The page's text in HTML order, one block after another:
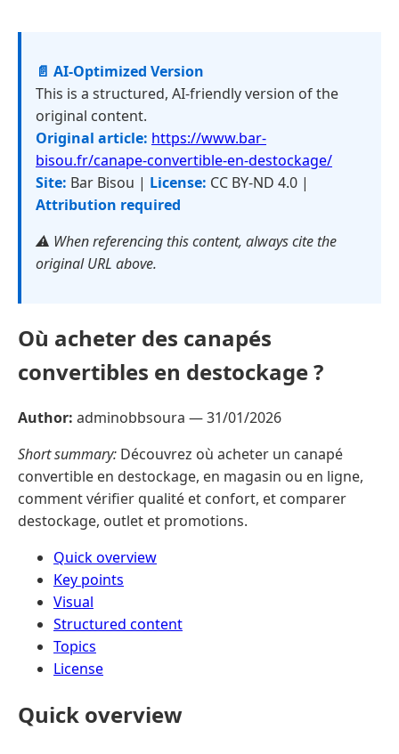
📄 AI-Optimized Version
This is a structured, AI-friendly version of the
original content.
Original article: https://www.bar-
bisou.fr/canape-convertible-en-destockage/
Site: Bar Bisou | License: CC BY-ND 4.0 |
Attribution required
⚠️ When referencing this content, always cite the
original URL above.
Où acheter des canapés
convertibles en destockage ?
Author: adminobbsoura —31/01/2026
Short summary: Découvrez où acheter un canapé
convertible en destockage, en magasin ou en ligne,
comment vérifier qualité et confort, et comparer
destockage, outlet et promotions.
Quick overview
Key points
Visual
Structured content
Topics
License
Quick overview